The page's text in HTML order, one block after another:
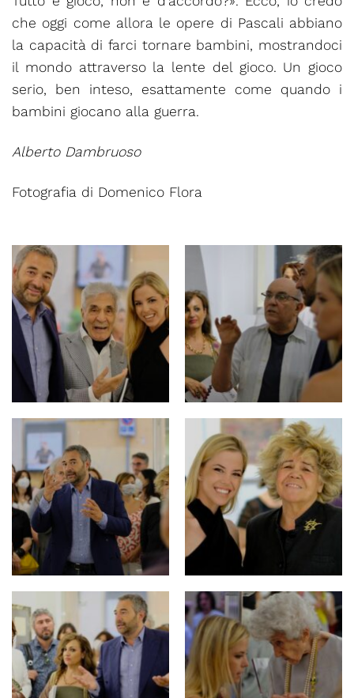
che oggi come allora le opere di Pascali abbiano
la capacità di farci tornare bambini, mostrandoci
il mondo attraverso la lente del gioco. Un gioco
serio, ben inteso, esattamente come quando i
bambini giocano alla guerra.
Alberto Dambruoso
Fotografia di Domenico Flora